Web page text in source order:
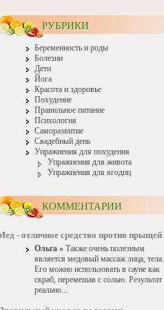
РУБРИКИ
Беременность и роды
Болезни
Дети
Йога
Красота и здоровье
Похудение
Правильное питание
Психология
Саморазвитие
Свадебный день
Упражнения для похудения
Упражнения для живота
Упражнения для ягодиц
КОММЕНТАРИИ
- отличное средство против прыщей
Ольга » Также очень полезным
является медовый массаж лица, тела.
Его можно использовать в сауне как
скраб, перемешав с солью. Результат
реально...